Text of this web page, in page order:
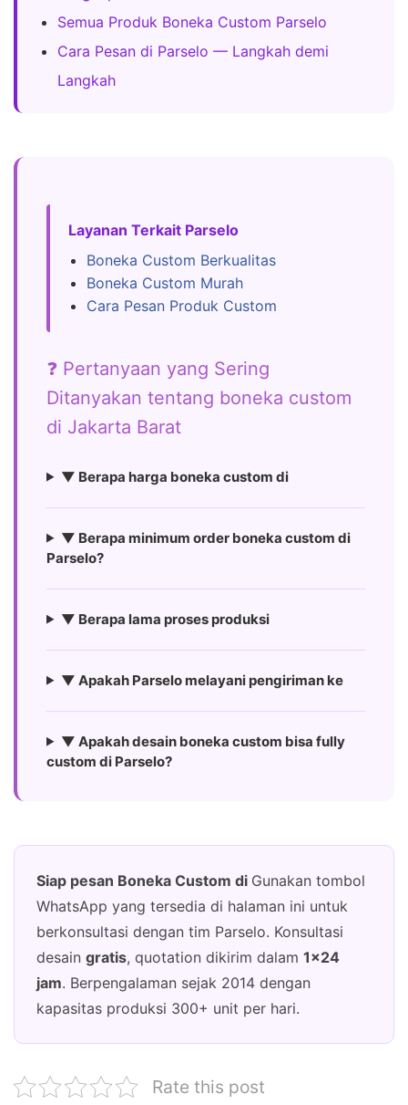
Semua Produk Boneka Custom Parselo
Cara Pesan di Parselo — Langkah demi
Langkah
Layanan Terkait Parselo
Boneka Custom Berkualitas
Boneka Custom Murah
Cara Pesan Produk Custom
❓ Pertanyaan yang Sering
Ditanyakan tentang boneka custom
di Jakarta Barat
▼ Berapa harga boneka custom di
▼ Berapa minimum order boneka custom di
Parselo?
▼ Berapa lama proses produksi
▼ Apakah Parselo melayani pengiriman ke
▼ Apakah desain boneka custom bisa fully
custom di Parselo?
Siap pesan Boneka Custom di Gunakan tombol
WhatsApp yang tersedia di halaman ini untuk
berkonsultasi dengan tim Parselo. Konsultasi
desain gratis, quotation dikirim dalam 1×24
jam. Berpengalaman sejak 2014 dengan
kapasitas produksi 300+ unit per hari.
Rate this post